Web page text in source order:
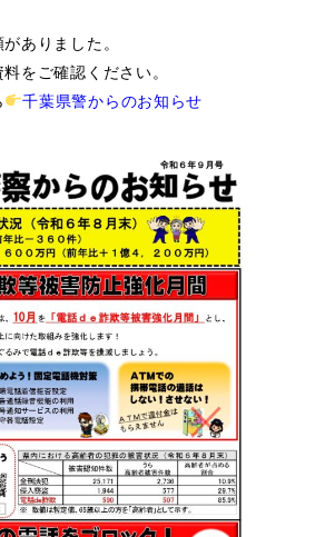
ありました。
をご確認ください。
千葉県警からのお知らせ